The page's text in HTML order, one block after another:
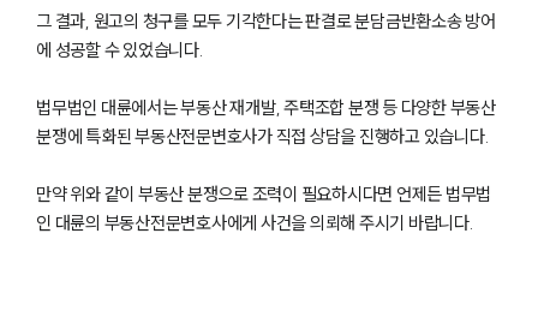
법률지식인
업무분야
전체
그 결과, 원고의 청구를 모두 기각한다는 판결로 분담금반환소송 방어
에 성공할 수 있었습니다.
법무법인 대륜에서는 부동산 재개발, 주택조합 분쟁 등 다양한 부동산
분쟁에 특화된 부동산전문변호사가 직접 상담을 진행하고 있습니다.
만약 위와 같이 부동산 분쟁으로 조력이 필요하시다면 언제든 법무법
인 대륜의 부동산전문변호사에게 사건을 의뢰해 주시기 바랍니다.